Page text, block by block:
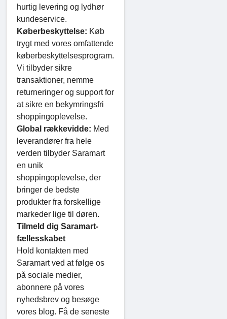
hurtig levering og lydhør
kundeservice.
Køberbeskyttelse: Køb
trygt med vores omfattende
køberbeskyttelsesprogram.
Vi tilbyder sikre
transaktioner, nemme
returneringer og support for
at sikre en bekymringsfri
shoppingoplevelse.
Global rækkevidde: Med
leverandører fra hele
verden tilbyder Saramart
en unik
shoppingoplevelse, der
bringer de bedste
produkter fra forskellige
markeder lige til døren.
Tilmeld dig Saramart-
fællesskabet
Hold kontakten med
Saramart ved at følge os
på sociale medier,
abonnere på vores
nyhedsbrev og besøge
vores blog. Få de seneste